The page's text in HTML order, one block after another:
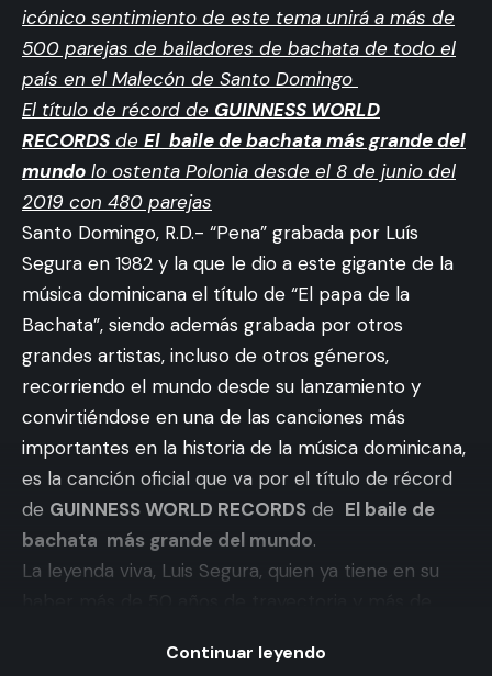
icónico sentimiento de este tema unirá a más de
500 parejas de bailadores de bachata de todo el
país en el Malecón de Santo Domingo
El título de récord de GUINNESS WORLD
RECORDS de El baile de bachata más grande del
mundo lo ostenta Polonia desde el 8 de junio del
2019 con 480 parejas
Santo Domingo, R.D.- “Pena” grabada por Luís
Segura en 1982 y la que le dio a este gigante de la
música dominicana el título de “El papa de la
Bachata”, siendo además grabada por otros
grandes artistas, incluso de otros géneros,
recorriendo el mundo desde su lanzamiento y
convirtiéndose en una de las canciones más
importantes en la historia de la música dominicana,
es la canción oficial que va por el título de récord
de GUINNESS WORLD RECORDS de El baile de
bachata más grande del mundo.
La leyenda viva, Luis Segura, quien ya tiene en su
discográfico, expresó:Continuar leyendo